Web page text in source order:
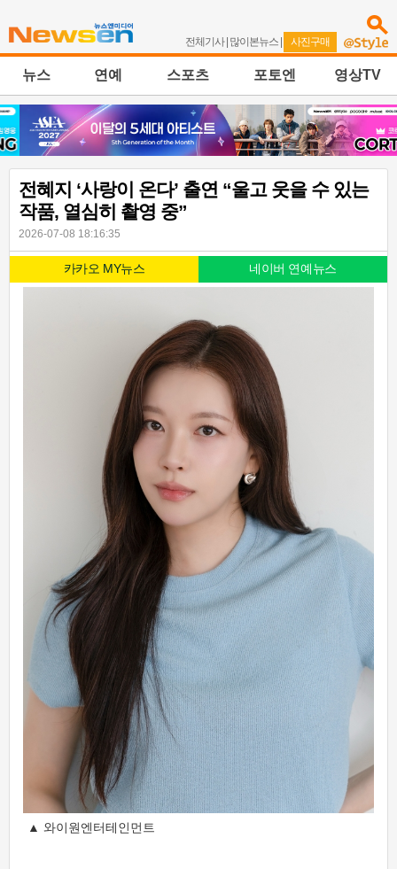
전체기사| 많이본뉴스 | 사진구매
뉴스 연예 스포츠 포토엔 영상TV
전혜지 ‘사랑이 온다’ 출연 “울고 웃을 수 있는
작품, 열심히 촬영 중”
2026-07-08 18:16:35
카카오 MY뉴스 네이버 연예뉴스
▲ 와이원엔터테인먼트